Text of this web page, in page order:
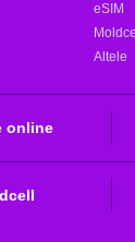
eSIM
Altele
online